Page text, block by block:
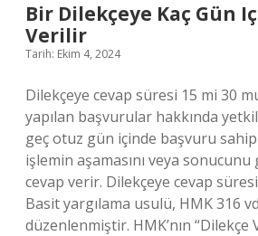
Bir Dilekçeye Kaç Gün
Verilir
Tarih: Ekim 4, 2024
Dilekçeye cevap süresi 15 mi 30
yapılan başvurular hakkında
geç otuz gün içinde başvuru
işlemin aşamasını veya
cevap verir. Dilekçeye cevap
Basit yargılama usulü, HMK 316
düzenlenmiştir. HMK’nın “Dilekçe